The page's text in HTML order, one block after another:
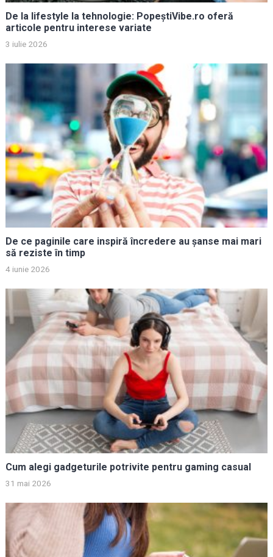
De la lifestyle la tehnologie: PopeștiVibe.ro oferă
articole pentru interese variate
3 iulie 2026
De ce paginile care inspiră încredere au șanse mai mari
să reziste în timp
4 iunie 2026
Cum alegi gadgeturile potrivite pentru gaming casual
31 mai 2026